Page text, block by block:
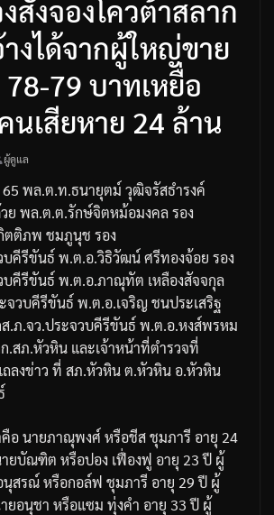
สั่งจองโควต้าสลาก
งได้จากผู้ใหญ่ขาย
79 บาทเหยื่อ
นเสียหาย 24 ล้าน
ผู้ดูแล
65 พล.ต.ท.ธนายุตม์ วุฒิจรัสธำรงค์
ย พล.ต.ต.รักษ์จิตหม้อมงคล รอง
ตติภพ ชมภูนุช รอง
บคีรีขันธ์ พ.ต.อ.วิธิวัฒน์ศรีทองจ้อย รอง
บคีรีขันธ์ พ.ต.อ.ภาณุทัต เหลืองสัจจกุล
จวบคีรีขันธ์ พ.ต.อ.เจริญ ชนประเสริฐ
.ภ.จว.ประจวบคีรีขันธ์ พ.ต.อ.หงส์พรหม
.สภ.หัวหิน และเจ้าหน้าที่ตำรวจที่
ลงข่าว ที่ สภ.หัวหินต.หัวหินอ.หัวหิน
อนายภาณุพงศ์ หรือชีสชุมภารี อายุ 24
ยบัณฑิต หรือปอง เฟื่องฟู อายุ 23ปี ผู้
นุสรณ์หรือกอล์ฟ ชุมภารี อายุ 29ปี ผู้
ยอนุชา หรือแซม ทุ่งคำ อายุ 33ปี ผู้